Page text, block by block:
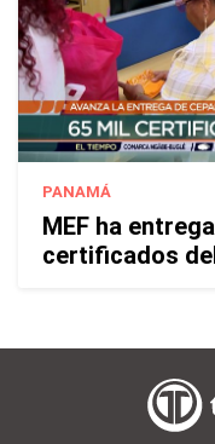
PANAMÁ
MEF ha
certificados